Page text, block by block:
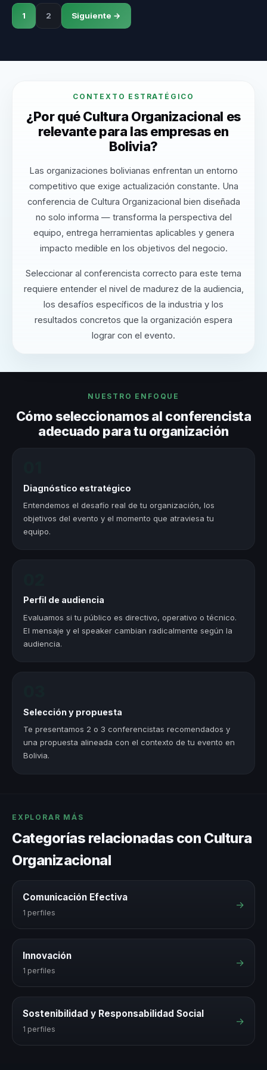
1 2 Siguiente →
CONTEXTO ESTRATÉGICO
¿Por qué Cultura Organizacional es
relevante para las empresas en
Bolivia?
Las organizaciones bolivianas enfrentan un entorno
competitivo que exige actualización constante. Una
conferencia de Cultura Organizacional bien diseñada
no solo informa — transforma la perspectiva del
equipo, entrega herramientas aplicables y genera
impacto medible en los objetivos del negocio.
Seleccionar al conferencista correcto para este tema
requiere entender el nivel de madurez de la audiencia,
los desafíos específicos de la industria y los
resultados concretos que la organización espera
lograr con el evento.
NUESTRO ENFOQUE
Cómo seleccionamos al conferencista
adecuado para tu organización
Diagnóstico estratégico
Entendemos el desafío real de tu organización, los
objetivos del evento y el momento que atraviesa tu
equipo.
Perfil de audiencia
Evaluamos si tu público es directivo, operativo o técnico.
El mensaje y el speaker cambian radicalmente según la
audiencia.
Selección y propuesta
Te presentamos 2 o 3 conferencistas recomendados y
una propuesta alineada con el contexto de tu evento en
Bolivia.
EXPLORAR MÁS
Categorías relacionadas con Cultura
Organizacional
Comunicación Efectiva
1 perfiles
→
Innovación
1 perfiles
→
Sostenibilidad y Responsabilidad Social
1 perfiles
→